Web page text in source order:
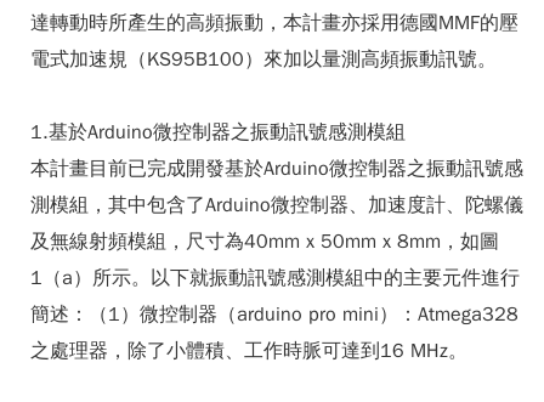
達轉動時所產生的高頻振動，本計畫亦採用德國MMF的壓
電式加速規（KS95B100）來加以量測高頻振動訊號。
1.基於Arduino微控制器之振動訊號感測模組
本計畫目前已完成開發基於Arduino微控制器之振動訊號感
測模組，其中包含了Arduino微控制器、加速度計、陀螺儀
及無線射頻模組，尺寸為40mm x 50mm x 8mm，如圖
1（a）所示。以下就振動訊號感測模組中的主要元件進行
簡述：（1）微控制器（arduino pro mini）：Atmega328
之處理器，除了小體積、工作時脈可達到16 MHz。